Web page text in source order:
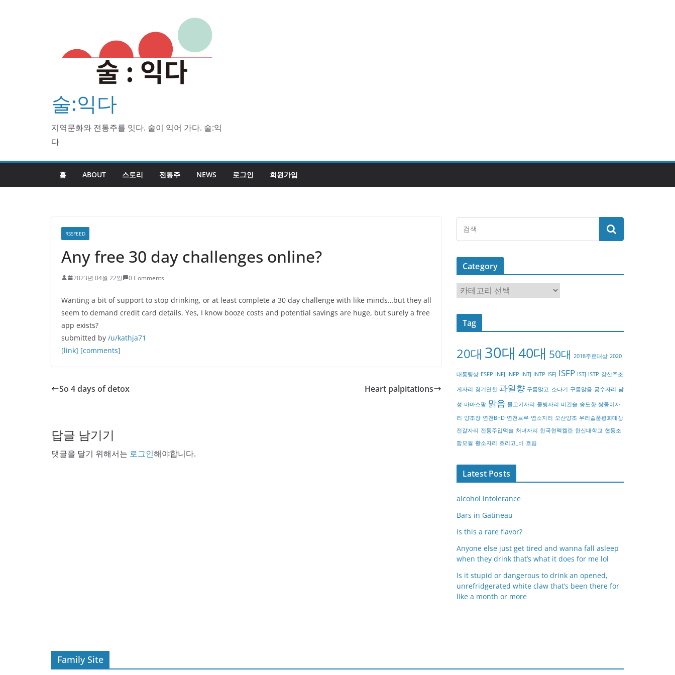
술:익다
지역문화와 전통주를 잇다. 술이 익어 가다. 술:익
다
홈 ABOUT 스토리 전통주 NEWS 로그인 회원가입
RSSFEED
Any free 30 day challenges online?
2023년 04월 22일 0 Comments
Wanting a bit of support to stop drinking, or at least complete a 30 day challenge with like minds…but they all
seem to demand credit card details. Yes, I know booze costs and potential savings are huge, but surely a free
app exists?
submitted by /u/kathja71
[link] [comments]
So 4 days of detox Heart palpitations
답글 남기기
댓글을 달기 위해서는 로그인해야합니다.
Category
a
t
o
y
Tag
20대 30대 40대 50대 2018주료대상 2020
대통령상 ESFP INFJ INFP INTJ INTP ISFJ ISFP ISTJ ISTP 강산주조
게자리 경기연천 과일향 구름많고_소나기 구름많음 궁수자리 남
성 마마스팜 맑음 물고기자리 물병자리 비건술 송도향 쌍둥이자
리 양조장 연천BnD 연천브루 염소자리 오산양조 우리술품평회대상
전갈자리 전통주입덕술 처녀자리 한국현멕켈란 한신대학교 협동조
합모월 황소자리 흐리고_비 흐림
Latest Posts
alcohol intolerance
Bars in Gatineau
Is this a rare flavor?
Anyone else just get tired and wanna fall asleep
when they drink that’s what it does for me lol
Is it stupid or dangerous to drink an opened,
unrefridgerated white claw that’s been there for
like a month or more
Family Site